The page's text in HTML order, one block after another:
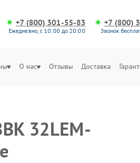
+7 (800) 301-55-83
Ежедневно, с 10:00 до 20:00
+7 (800)
Звонок
О нас Отзывы Доставка
32LEM-